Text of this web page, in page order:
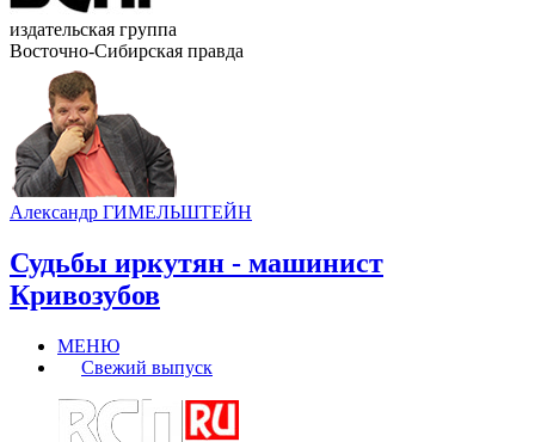
издательская группа
Восточно-Сибирская правда
Александр ГИМЕЛЬШТЕЙН
Судьбы иркутян - машинист
Кривозубов
МЕНЮ
Свежий выпуск